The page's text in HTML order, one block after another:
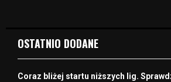
OSTATNIO DODANE
Coraz bliżej startu niższych lig.